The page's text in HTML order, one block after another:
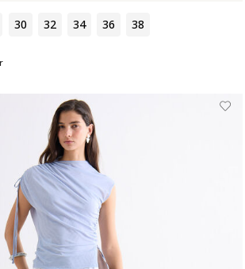
30 32 34 36 38